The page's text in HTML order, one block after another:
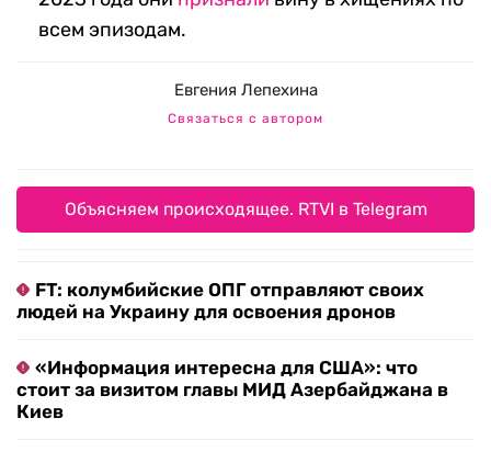
всем эпизодам.
Евгения Лепехина
Связаться с автором
Объясняем происходящее. RTVI в Telegram
FT: колумбийские ОПГ отправляют своих
людей на Украину для освоения дронов
«Информация интересна для США»: что
стоит за визитом главы МИД Азербайджана в
Киев